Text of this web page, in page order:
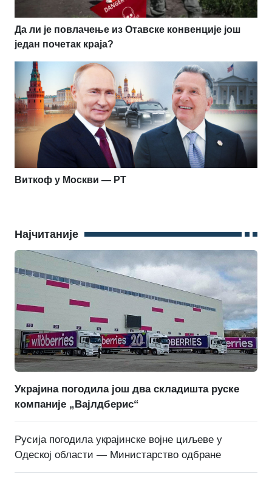
Да ли је повлачење из Отавске конвенције још
један почетак краја?
Виткоф у Москви — РТ
Најчитаније
Украјина погодила још два складишта руске
компаније „Вајлдберис“
Русија погодила украјинске војне циљеве у
Одеској области — Министарство одбране